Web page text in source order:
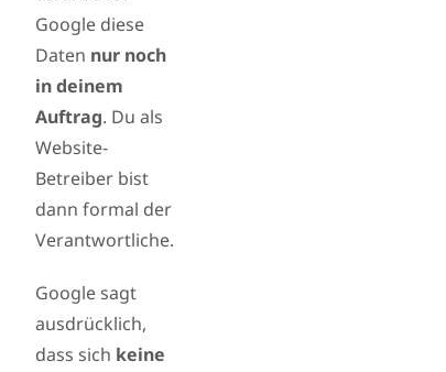
Google diese
Daten nur noch
in deinem
Auftrag. Du als
Website-
Betreiber bist
dann formal der
Verantwortliche.
Google sagt
ausdrücklich,
dass sich keine